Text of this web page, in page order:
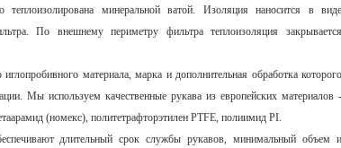
минеральной ватой. Изоляция наносится в виде
По внешнему периметру фильтра теплоизоляция закрывается
материала, марка и дополнительная обработка которого
Мы используем качественные рукава из европейских материалов -
(номекс), политетрафторэтилен PTFE, полиимид PI.
длительный срок службы рукавов, минимальный объем и